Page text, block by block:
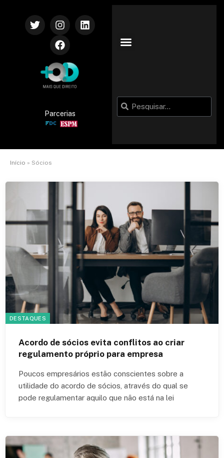
Parcerias
Início » Sócios
DESTAQUES
Acordo de sócios evita conflitos ao criar
regulamento próprio para empresa
Poucos empresários estão conscientes sobre a
utilidade do acordo de sócios, através do qual se
pode regulamentar aquilo que não está na lei